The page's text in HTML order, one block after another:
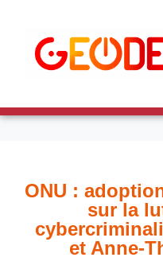
ONU :
sur la
et Anne-